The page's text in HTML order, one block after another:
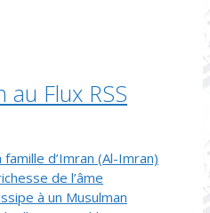
au Flux RSS
d’Imran (Al-Imran)
de l’âme
à un Musulman